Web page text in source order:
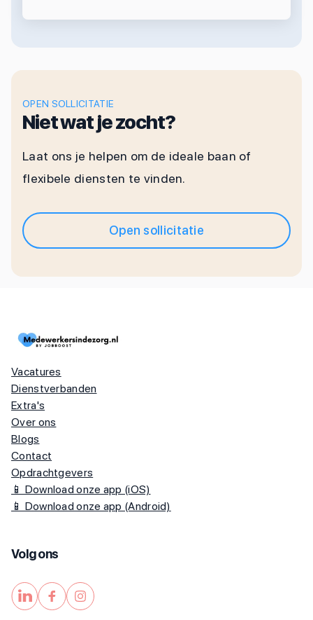
OPEN SOLLICITATIE
Niet wat je zocht?
Laat ons je helpen om de ideale baan of
flexibele diensten te vinden.
Open sollicitatie
Vacatures
Dienstverbanden
Extra's
Over ons
Blogs
Contact
Opdrachtgevers
📱 Download onze app (iOS)
📱 Download onze app (Android)
Volg ons